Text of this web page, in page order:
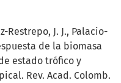
Restrepo, J. J., Palacio-
de la biomasa
estado trófico y
Rev. Acad. Colomb.